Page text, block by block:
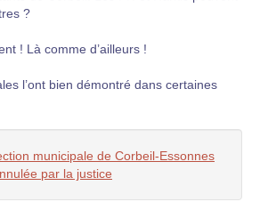
?
! Là comme d’ailleurs !
l’ont bien démontré dans certaines
municipale de Corbeil-Essonnes
par la justice